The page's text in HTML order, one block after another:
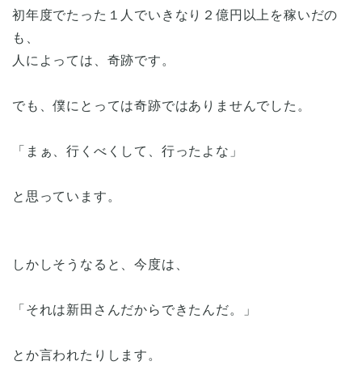
初年度でたった１人でいきなり２億円以上を稼いだの
も、
人によっては、奇跡です。
でも、僕にとっては奇跡ではありませんでした。
「まぁ、行くべくして、行ったよな」
と思っています。
しかしそうなると、今度は、
「それは新田さんだからできたんだ。」
とか言われたりします。